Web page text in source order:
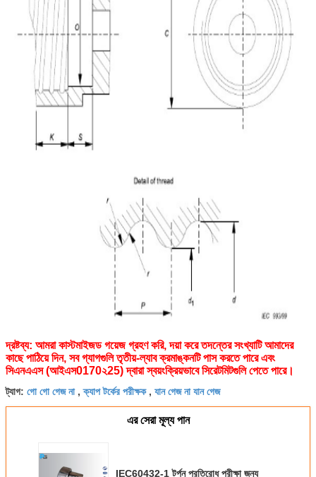
দ্রষ্টব্য: আমরা কাস্টমাইজড গয়েজ গ্রহণ করি, দয়া করে তদন্তের সংখ্যাটি আমাদের
কাছে পাঠিয়ে দিন, সব গ্যাগগুলি তৃতীয়-ল্যাব ক্রমাঙ্কনটি পাস করতে পারে এবং
সিএনএএস (আইএস0170২25) দ্বারা স্বয়ংক্রিয়ভাবে সিরেটমিটগুলি পেতে পারে।
ট্যাগ: গো গো গেজ না,ক্যাপ টর্কের পরীক্ষক, যান গেজ না যান গেজ
এর সেরা মূল্য পান
IEC60432-1 টর্পন প্রতিরোধ পরীক্ষা জন্য